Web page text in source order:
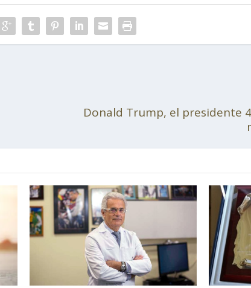
Donald Trump, el presidente